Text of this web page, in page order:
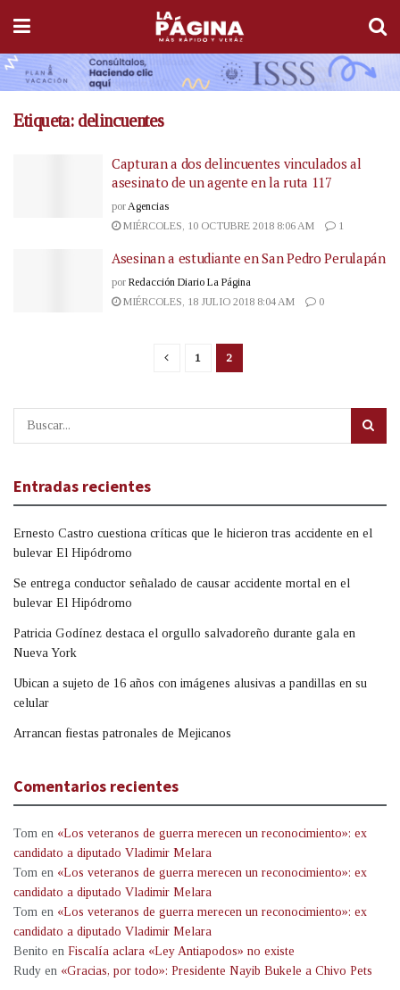
Etiqueta: delincuentes
Capturan a dos delincuentes vinculados al
asesinato de un agente en la ruta 117
por Agencias
MIÉRCOLES, 10 OCTUBRE 2018 8:06 AM
1
Asesinan a estudiante en San Pedro Perulapán
por Redacción Diario La Página
MIÉRCOLES, 18 JULIO 2018 8:04 AM
0
1 2
Entradas recientes
Ernesto Castro cuestiona críticas que le hicieron tras accidente en el
bulevar El Hipódromo
Se entrega conductor señalado de causar accidente mortal en el
bulevar El Hipódromo
Patricia Godínez destaca el orgullo salvadoreño durante gala en
Nueva York
Ubican a sujeto de 16 años con imágenes alusivas a pandillas en su
celular
Arrancan fiestas patronales de Mejicanos
Comentarios recientes
Tom en «Los veteranos de guerra merecen un reconocimiento»: ex
candidato a diputado Vladimir Melara
Tom en «Los veteranos de guerra merecen un reconocimiento»: ex
candidato a diputado Vladimir Melara
Tom en «Los veteranos de guerra merecen un reconocimiento»: ex
candidato a diputado Vladimir Melara
Benito en Fiscalía aclara «Ley Antiapodos» no existe
Rudy en «Gracias, por todo»: Presidente Nayib Bukele a Chivo Pets